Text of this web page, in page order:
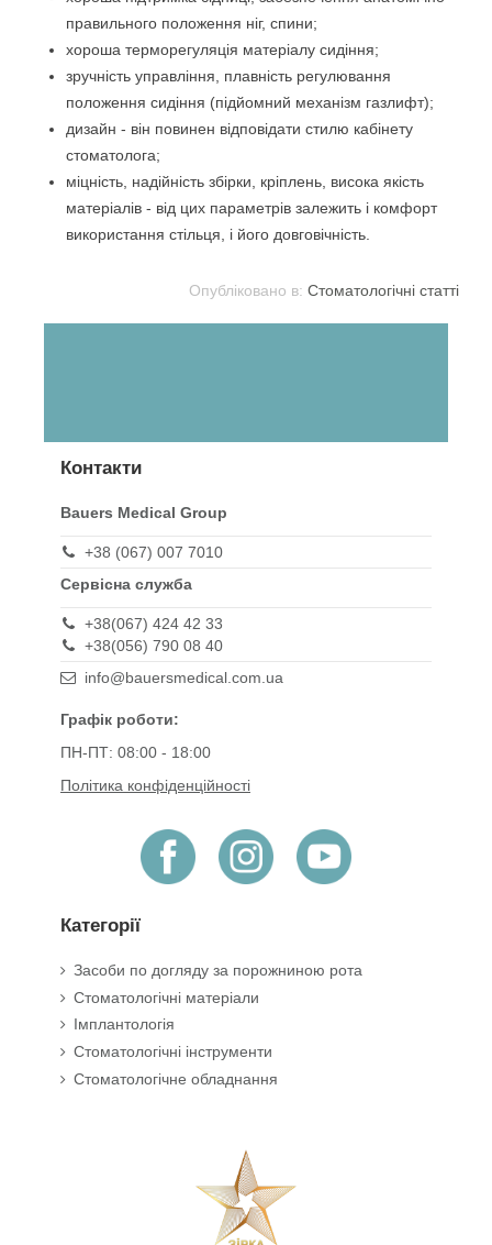
правильного положення ніг, спини;
хороша терморегуляція матеріалу сидіння;
зручність управління, плавність регулювання
положення сидіння (підйомний механізм газлифт);
дизайн - він повинен відповідати стилю кабінету
стоматолога;
міцність, надійність збірки, кріплень, висока якість
матеріалів - від цих параметрів залежить і комфорт
використання стільця, і його довговічність.
Опубліковано в: Стоматологічні статті
Контакти
Bauers Medical Group
+38 (067) 007 7010
Сервісна служба
+38(067) 424 42 33
+38(056) 790 08 40
info@bauersmedical.com.ua
Графік роботи:
ПН-ПТ: 08:00 - 18:00
Політика конфіденційності
Категорії
Засоби по догляду за порожниною рота
Стоматологічні матеріали
Імплантологія
Стоматологічні інструменти
Стоматологічне обладнання